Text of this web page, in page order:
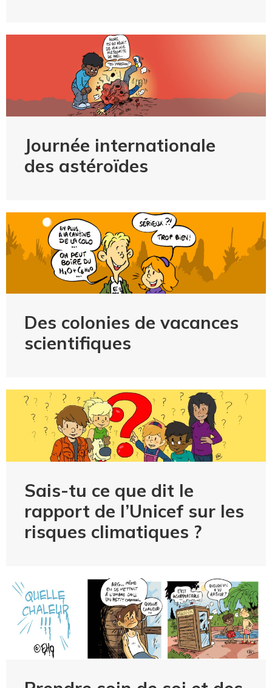
Journée internationale
des astéroïdes
Des colonies de vacances
scientifiques
Sais-tu ce que dit le
rapport de l’Unicef sur les
risques climatiques ?